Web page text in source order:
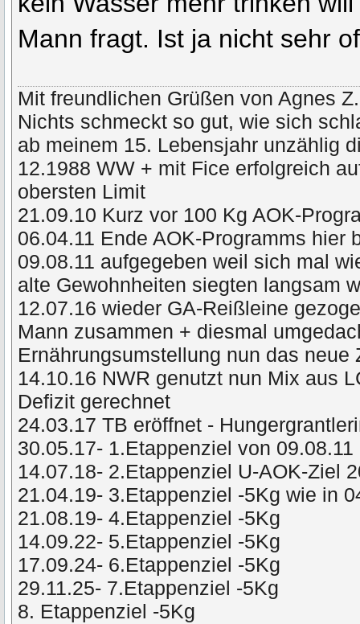
Mann fragt. Ist ja nicht sehr
Mit freundlichen Grüßen von Agnes Z.
Nichts schmeckt so gut, wie sich
ab meinem 15. Lebensjahr unzählig
12.1988 WW + mit Fice erfolgreich
obersten Limit
21.09.10 Kurz vor 100 Kg AOK-
06.04.11 Ende AOK-Programms hier
09.08.11 aufgegeben weil sich mal
alte Gewohnheiten siegten langsam
12.07.16 wieder GA-Reißleine
Mann zusammen + diesmal
Ernährungsumstellung nun das neue
14.10.16 NWR genutzt nun Mix aus
Defizit gerechnet
24.03.17 TB eröffnet -
30.05.17- 1.Etappenziel von 09.08.11
14.07.18- 2.Etappenziel U-AOK-Ziel
21.04.19- 3.Etappenziel -5Kg wie in
21.08.19- 4.Etappenziel -5Kg
14.09.22- 5.Etappenziel -5Kg
17.09.24- 6.Etappenziel -5Kg
29.11.25- 7.Etappenziel -5Kg
8. Etappenziel -5Kg